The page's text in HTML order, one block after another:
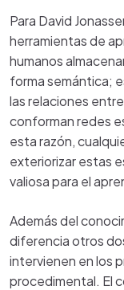
Para David
herramientas de
humanos
forma semántica;
las relaciones
conforman redes
esta razón,
exteriorizar estas
valiosa para el
Además del
diferencia otros
intervienen en los
procedimental. El